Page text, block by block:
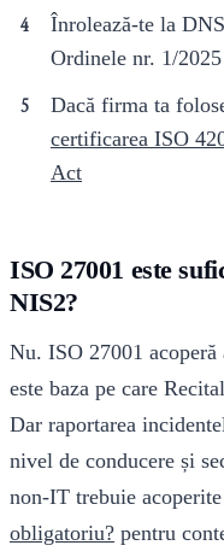
Înrolează-te la
Ordinele nr. 1/
Dacă firma ta
certificarea ISO
Act
ISO 27001 este
NIS2?
Nu. ISO 27001
este baza pe care
Dar raportarea
nivel de conducere și
non-IT trebuie
obligatoriu? pentru